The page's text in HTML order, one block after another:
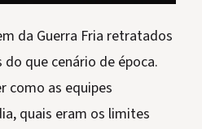
da Guerra Fria retratados
que cenário de época.
como as equipes
quais eram os limites